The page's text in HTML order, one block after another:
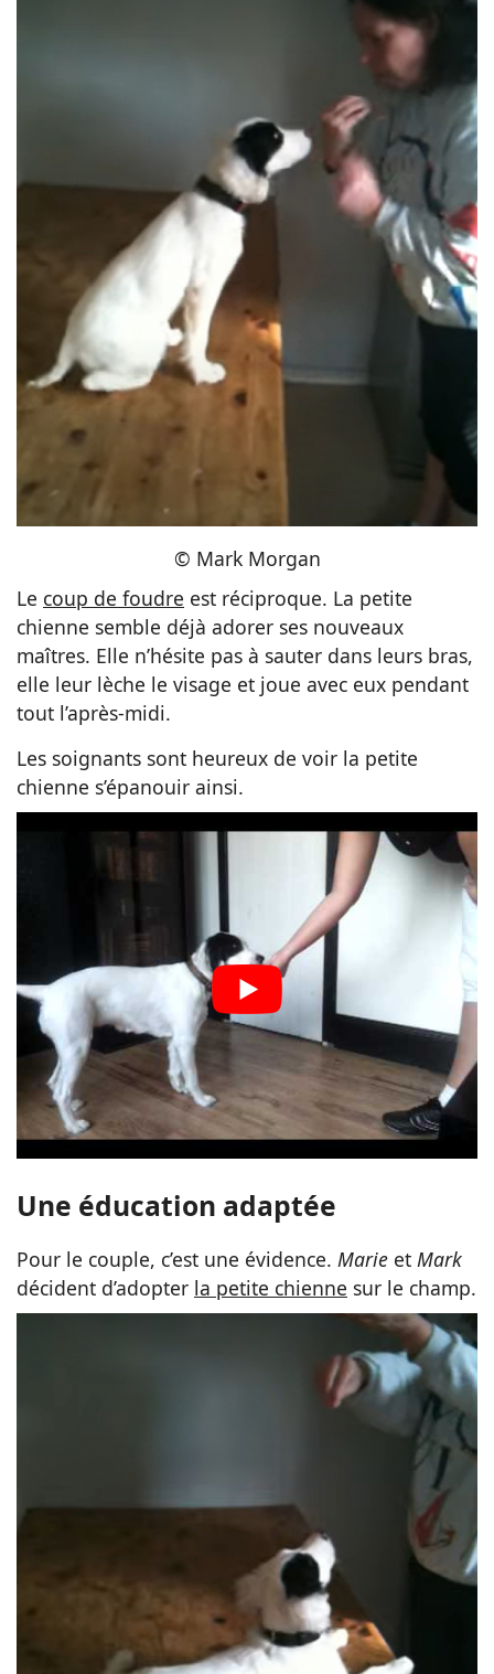
© Mark Morgan
Le coup de foudre est réciproque. La petite
chienne semble déjà adorer ses nouveaux
maîtres. Elle n’hésite pas à sauter dans leurs bras,
elle leur lèche le visage et joue avec eux pendant
tout l’après-midi.
Les soignants sont heureux de voir la petite
chienne s’épanouir ainsi.
Une éducation adaptée
Pour le couple, c’est une évidence. Marie et Mark
décident d’adopter la petite chienne sur le champ.